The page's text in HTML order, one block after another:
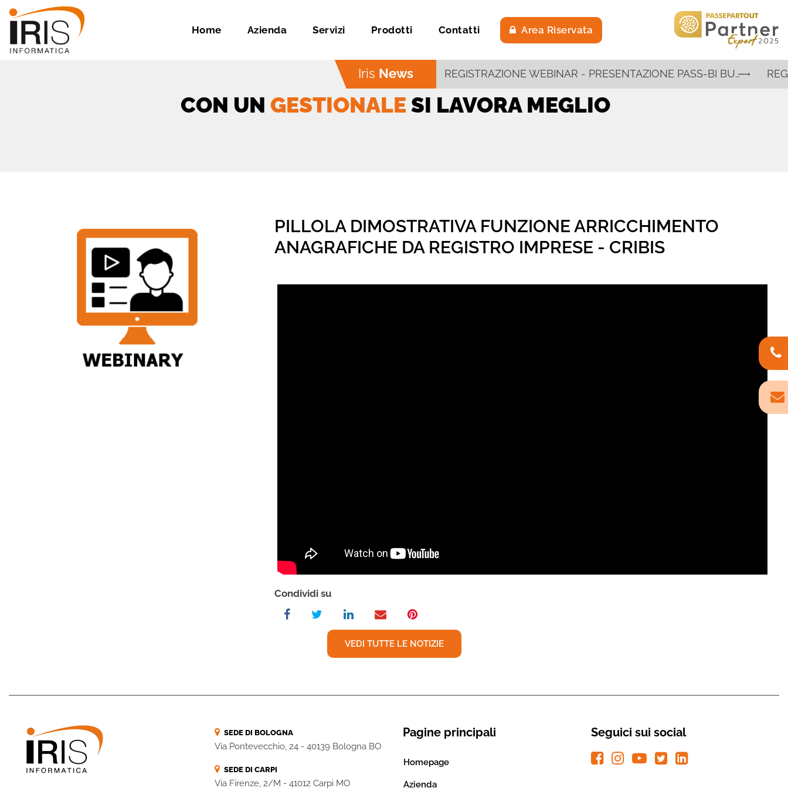
Home Azienda Servizi Prodotti Contatti Area Riservata
Iris News REGISTRAZIONE WEBINAR - PRESENTAZIONE PASS-BI BUSINESS INTELLIGENCE E INTELLIGENZA ARTIFICIALE
CON UN GESTIONALE SI LAVORA MEGLIO
PILLOLA DIMOSTRATIVA FUNZIONE ARRICCHIMENTO
ANAGRAFICHE DA REGISTRO IMPRESE - CRIBIS
Condividi su
VEDI TUTTE LE NOTIZIE
SEDE DI BOLOGNA
Via Pontevecchio, 24 - 40139 Bologna BO
SEDE DI CARPI
Via Firenze, 2/M - 41012 Carpi MO
Pagine principali
Homepage
Azienda
Seguici sui social